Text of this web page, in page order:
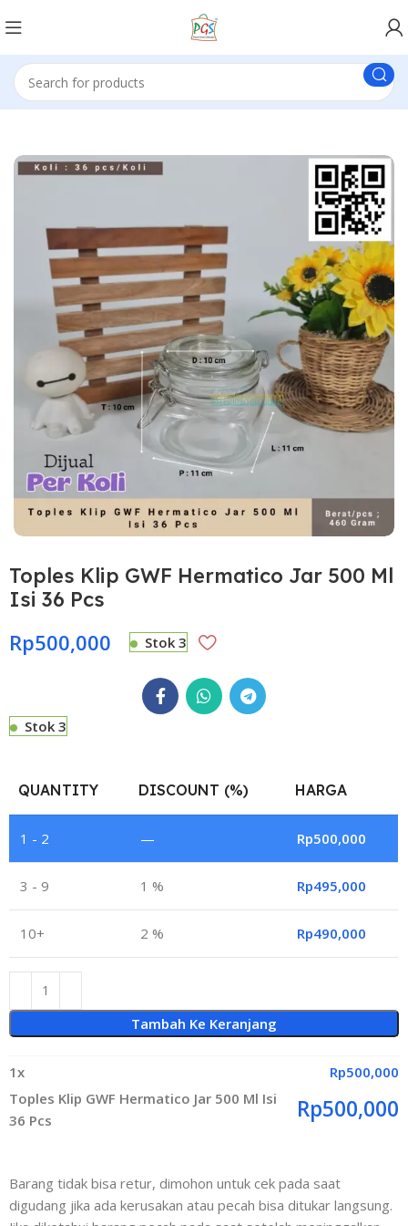
Toples Klip GWF Hermatico Jar 500 Ml
Isi 36 Pcs
Rp500,000 Stok 3
Stok 3
QUANTITY DISCOUNT (%) HARGA
1 - 2 — Rp500,000
3 - 9 1 % Rp495,000
10+ 2 % Rp490,000
Tambah Ke Keranjang
1x Rp500,000
Toples Klip GWF Hermatico Jar 500 Ml Isi
36 Pcs
Rp500,000
Barang tidak bisa retur, dimohon untuk cek pada saat
digudang jika ada kerusakan atau pecah bisa ditukar langsung.